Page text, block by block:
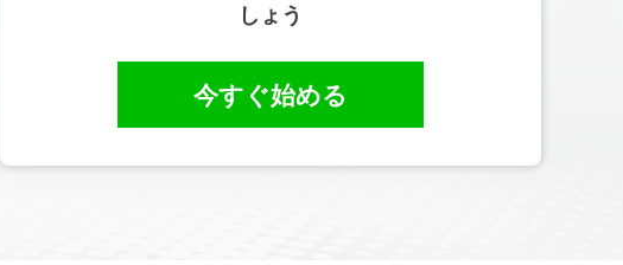
しょう
今すぐ始める